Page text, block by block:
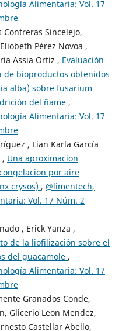
Alimentaria: Vol. 17
Contreras Sincelejo,
Pérez Novoa ,
Assia Ortiz , Evaluación
bioproductos obtenidos
alba) sobre fusarium
del ñame ,
Alimentaria: Vol. 17
, Lian Karla García
, Una aproximacion
por aire
crysos) , @limentech,
Vol. 17 Núm. 2
, Erick Yanza ,
de la liofilización sobre el
del guacamole ,
Alimentaria: Vol. 17
Granados Conde,
Glicerio Leon Mendez,
Castellar Abello,